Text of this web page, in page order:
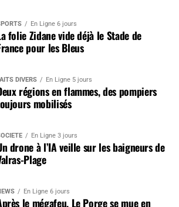
En Ligne 6 jours
folie Zidane vide déjà le Stade de
pour les Bleus
DIVERS En Ligne 5 jours
régions en flammes, des pompiers
mobilisés
En Ligne 3 jours
drone à l’IA veille sur les baigneurs de
Plage
En Ligne 6 jours
le mégafeu, Le Porge se mue en